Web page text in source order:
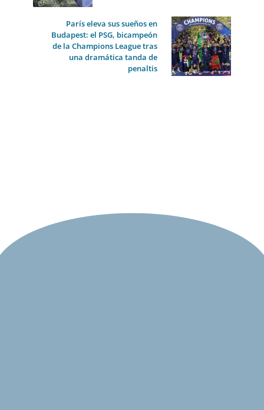
París eleva sus sueños en
Budapest: el PSG, bicampeón
de la Champions League tras
una dramática tanda de
penaltis